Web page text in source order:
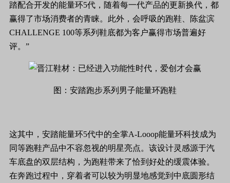
踏配合开发的能量环5代，随着每一代产品的更新换代，都
赢得了市场消费者的青睐。此外，会呼吸的跑鞋、陈盆滨
CHALLENGE 100等系列鞋底都为客户赢得市场普遍好
评。”
图：安踏跑步系列男子能量环跑鞋
这其中，安踏能量环5代中的全掌A-Looop能量环科技成为
同等跑鞋产品中不容忽视的明星亮点。该设计灵感源于汽
车底盘的双层结构，为跑鞋带来了恰到好处的缓震体验。
在奔跑过程中，穿着者可以较为明显地感觉到中底圆形结